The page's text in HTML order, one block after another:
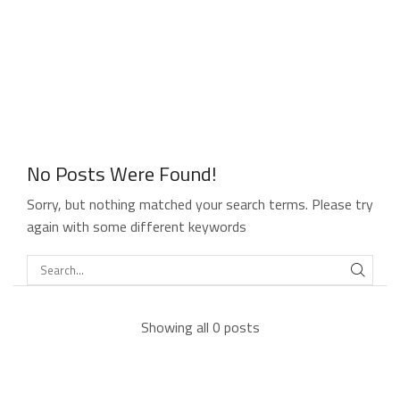
No Posts Were Found!
Sorry, but nothing matched your search terms. Please try
again with some different keywords
Showing all 0 posts